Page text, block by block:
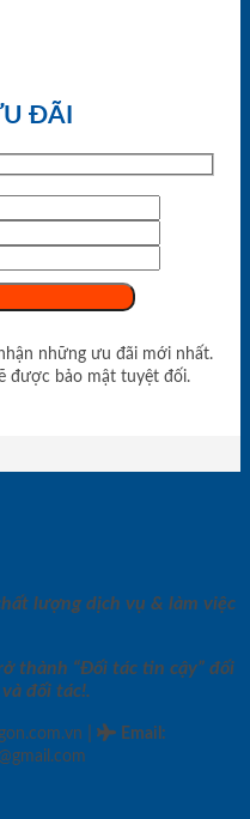
ĐÃI
những ưu đãi mới nhất.
được bảo mật tuyệt đối.
lượng dịch vụ & làm việc
thành “Đối tác tin cậy” đối
đối tác!.
Email :